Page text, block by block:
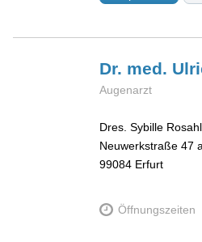
Dr. med.
Augenarzt
Dres. Sybille
Neuwerkstraße 47
99084 Erfurt
Öffnungszeiten